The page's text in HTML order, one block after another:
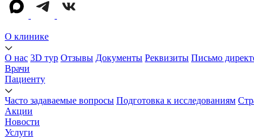
О клинике
О нас 3D тур Отзывы Документы Реквизиты Письмо
Врачи
Пациенту
Часто задаваемые вопросы Подготовка к исследованиям
Акции
Новости
Услуги